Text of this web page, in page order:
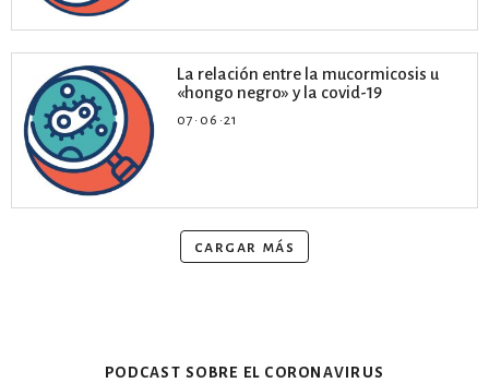
La relación entre la mucormicosis u
«hongo negro» y la covid-19
07·06·21
cargar más
podcast sobre el coronavirus